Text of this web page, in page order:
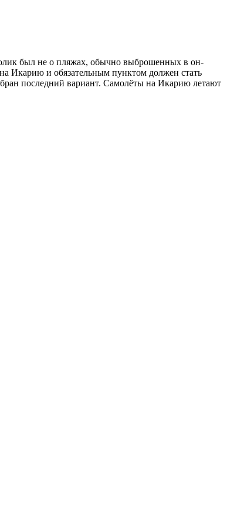
был не о пляжах, обычно выброшенных в он-
Икарию и обязательным пунктом должен стать
последний вариант. Самолёты на Икарию летают